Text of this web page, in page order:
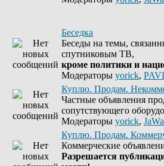
Беседка
Беседы на темы,
спутниковым ТВ,
кроме политики и
Модераторы yorick,
Куплю. Продам.
Частные объявления
сопутствующего
Модераторы yorick, JaWa
Куплю. Продам.
Коммерческие
Разрешается